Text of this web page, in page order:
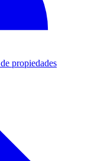
propiedades